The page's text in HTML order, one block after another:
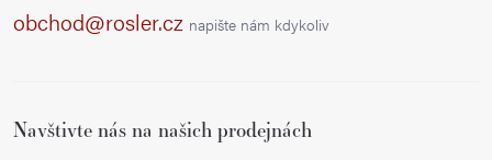
obchod@rosler.cz napište nám kdykoliv
Navštivte nás na našich prodejnách